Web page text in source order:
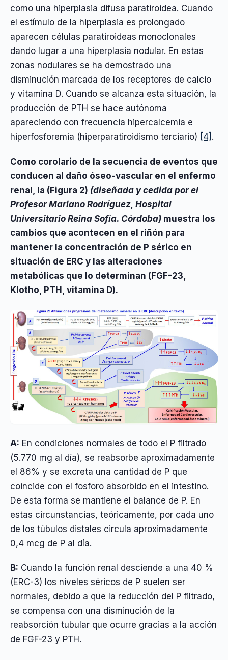
como una hiperplasia difusa paratiroidea. Cuando
el estímulo de la hiperplasia es prolongado
aparecen células paratiroideas monoclonales
dando lugar a una hiperplasia nodular. En estas
zonas nodulares se ha demostrado una
disminución marcada de los receptores de calcio
y vitamina D. Cuando se alcanza esta situación, la
producción de PTH se hace autónoma
apareciendo con frecuencia hipercalcemia e
hiperfosforemia (hiperparatiroidismo terciario) [4] .
Como corolario de la secuencia de eventos que
conducen al daño óseo-vascular en el enfermo
renal, la (Figura 2) (diseñada y cedida por el
Profesor Mariano Rodríguez, Hospital
Universitario Reina Sofía. Córdoba) muestra los
cambios que acontecen en el riñón para
mantener la concentración de P sérico en
situación de ERC y las alteraciones
metabólicas que lo determinan (FGF-23,
Klotho, PTH, vitamina D).
A: En condiciones normales de todo el P filtrado
(5.770 mg al día), se reabsorbe aproximadamente
el 86% y se excreta una cantidad de P que
coincide con el fosforo absorbido en el intestino.
De esta forma se mantiene el balance de P. En
estas circunstancias, teóricamente, por cada uno
de los túbulos distales circula aproximadamente
0,4 mcg de P al día.
B: Cuando la función renal desciende a una 40 %
(ERC-3) los niveles séricos de P suelen ser
normales, debido a que la reducción del P filtrado,
se compensa con una disminución de la
reabsorción tubular que ocurre gracias a la acción
de FGF-23 y PTH.